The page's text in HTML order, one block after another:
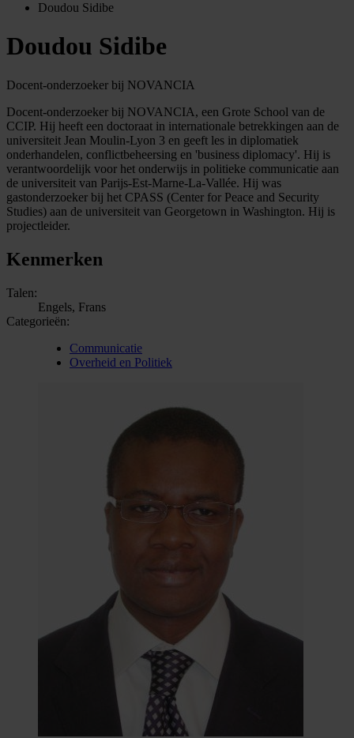
Doudou Sidibe
Doudou Sidibe
Docent-onderzoeker bij NOVANCIA
Docent-onderzoeker bij NOVANCIA, een Grote School van de
CCIP. Hij heeft een doctoraat in internationale betrekkingen aan de
universiteit Jean Moulin-Lyon 3 en geeft les in diplomatiek
onderhandelen, conflictbeheersing en 'business diplomacy'. Hij is
verantwoordelijk voor het onderwijs in politieke communicatie aan
de universiteit van Parijs-Est-Marne-La-Vallée. Hij was
gastonderzoeker bij het CPASS (Center for Peace and Security
Studies) aan de universiteit van Georgetown in Washington. Hij is
projectleider.
Kenmerken
Talen:
Engels, Frans
Categorieën:
Communicatie
Overheid en Politiek